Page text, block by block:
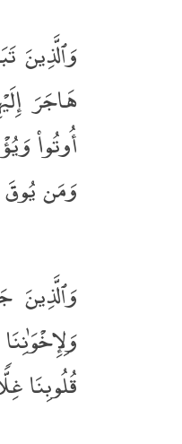
وَٱلَّذِينَ
هَاجَرَ
أُوتُوا۟
وَمَن
وَٱلَّذِينَ
قُلُوبِنَا